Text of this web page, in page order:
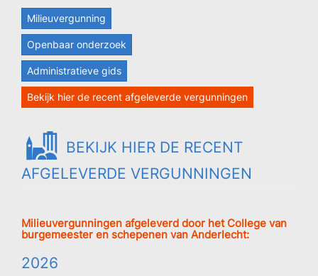
Milieuvergunning
Openbaar onderzoek
Administratieve gids
Bekijk hier de recent afgeleverde vergunningen
BEKIJK HIER DE RECENT
AFGELEVERDE VERGUNNINGEN
Milieuvergunningen afgeleverd door het College van
burgemeester en schepenen van Anderlecht:
2026